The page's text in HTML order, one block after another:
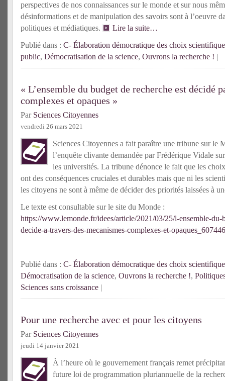
perspectives de nos connaissances sur le monde et sur nous
désinformations et de manipulation des savoirs sont à l’oeuvre
politiques et médiatiques.
Lire la suite…
Publié dans : C- Élaboration démocratique des choix
public, Démocratisation de la science, Ouvrons la recherche ! |
« L’ensemble du budget de recherche est décidé
complexes et opaques »
Par Sciences Citoyennes
vendredi 26 mars 2021
Sciences Citoyennes a fait paraître une tribune sur le
l’enquête clivante demandée par Frédérique Vidale
les universités. La tribune dénonce le fait que les
ont des conséquences cruciales et durables mais que ni les
les citoyens ne sont à même de décider des priorités laissées à
Le texte est consultable sur le site du Monde :
https://www.lemonde.fr/idees/article/2021/03/25/l-ensemble-du-
decide-a-travers-des-mecanismes-complexes-et-
Publié dans : C- Élaboration démocratique des choix
Démocratisation de la science, Ouvrons la recherche !,
Sciences sans croissance |
Pour une recherche avec et pour les citoyens
Par Sciences Citoyennes
jeudi 14 janvier 2021
À l’heure où le gouvernement français remet
future loi de programmation pluriannuelle de la